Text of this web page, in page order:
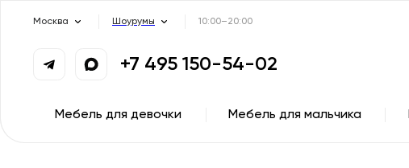
Москва Шоурумы 10:00–20:00
+7 495 150-54-02
Мебель для девочки Мебель для мальчика